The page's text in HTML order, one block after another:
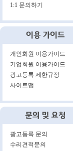
1:1 문의하기
개인회원 이용가이드
기업회원 이용가이드
광고등록 제한규정
사이트맵
광고등록 문의
수리견적문의